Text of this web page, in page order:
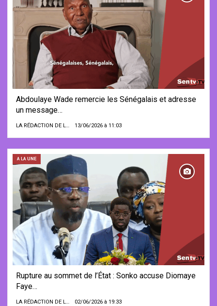
Abdoulaye Wade remercie les Sénégalais et adresse
un message…
LA RÉDACTION DE LA SENTV.INFO 13/06/2026 à 11:03
A LA UNE
Rupture au sommet de l’État : Sonko accuse Diomaye
Faye…
LA RÉDACTION DE LA SENTV.INFO 02/06/2026 à 19:33